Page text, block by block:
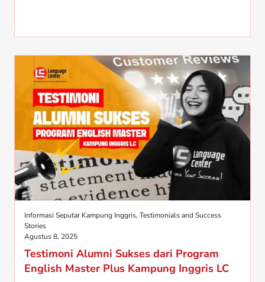
Informasi Seputar Kampung Inggris, Testimonials and Success
Stories
Agustus 8, 2025
Testimoni Alumni Sukses dari Program
English Master Plus Kampung Inggris LC